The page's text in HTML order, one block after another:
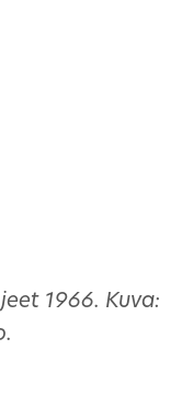
1966. Kuva: